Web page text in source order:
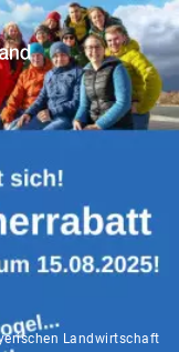
Landwirtschaft